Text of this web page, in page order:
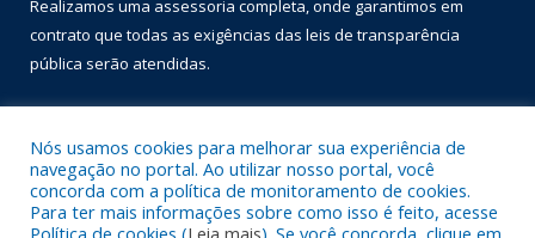
Realizamos uma assessoria completa, onde garantimos em
contrato que todas as exigências das leis de transparência
pública serão atendidas.
Nós usamos cookies para melhorar sua experiência de
navegação no portal. Ao utilizar nosso portal, você
concorda com a política de monitoramento de cookies.
Para ter mais informações sobre como isso é feito, acesse
Política de cookies (Leia mais). Se você concorda, clique em